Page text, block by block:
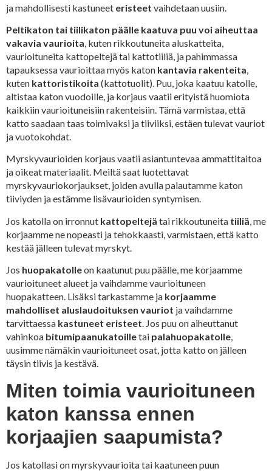
ja mahdollisesti kastuneet eristeet vaihdetaan uusiin.
Peltikaton tai tiilikaton päälle kaatuva puu voi aiheuttaa
vakavia vaurioita, kuten rikkoutuneita aluskatteita,
vaurioituneita kattopeltejä tai kattotiiliä, ja pahimmassa
tapauksessa vaurioittaa myös katon kantavia rakenteita,
kuten kattoristikoita (kattotuolit). Puu, joka kaatuu katolle,
altistaa katon vuodoille, ja korjaus vaatii erityistä huomiota
kaikkiin vaurioituneisiin rakenteisiin. Tämä varmistaa, että
katto saadaan taas toimivaksi ja tiiviiksi, estäen tulevat vauriot
ja vuotokohdat.
Myrskyvaurioiden korjaus vaatii asiantuntevaa ammattitaitoa
ja oikeat materiaalit. Meiltä saat luotettavat
myrskyvauriokorjaukset, joiden avulla palautamme katon
tiiviyden ja estämme lisävaurioiden syntymisen.
Jos katolla on irronnut kattopeltejä tai rikkoutuneita tiiliä, me
korjaamme ne nopeasti ja tehokkaasti, varmistaen, että katto
kestää jälleen tulevat myrskyt.
Jos huopakatolleon kaatunut puu päälle, me korjaamme
vaurioituneet alueet ja vaihdamme vaurioituneen
huopakatteen. Lisäksi tarkastamme ja korjaamme
mahdolliset aluslaudoituksen vauriot ja vaihdamme
tarvittaessa kastuneet eristeet. Jos puu on aiheuttanut
vahinkoa bitumipaanukatoilletai palahuopakatolle,
uusimme nämäkin vaurioituneet osat, jotta katto on jälleen
täysin tiivis ja kestävä.
Miten toimia vaurioituneen
katon kanssa ennen
korjaajien saapumista?
Jos katollasi on myrskyvaurioita tai kaatuneen puun